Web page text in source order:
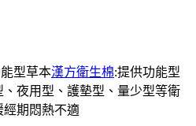
型草本漢方衛生棉:提供功能型
夜用型、護墊型、量少型等衛
經期悶熱不適